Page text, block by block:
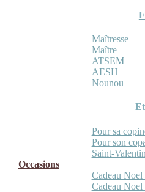
Maîtresse
Maître
ATSEM
AESH
Nounou
Pour sa
Pour son
Saint-Valentin
Occasions
Cadeau Noel
Cadeau